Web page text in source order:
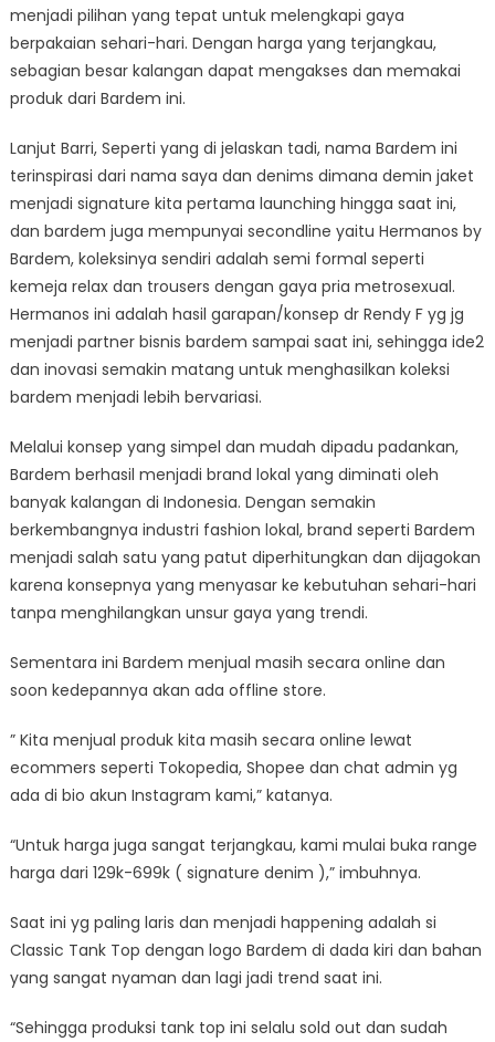
menjadi pilihan yang tepat untuk melengkapi gaya
berpakaian sehari-hari. Dengan harga yang terjangkau,
sebagian besar kalangan dapat mengakses dan memakai
produk dari Bardem ini.
Lanjut Barri, Seperti yang di jelaskan tadi, nama Bardem ini
terinspirasi dari nama saya dan denims dimana demin jaket
menjadi signature kita pertama launching hingga saat ini,
dan bardem juga mempunyai secondline yaitu Hermanos by
Bardem, koleksinya sendiri adalah semi formal seperti
kemeja relax dan trousers dengan gaya pria metrosexual.
Hermanos ini adalah hasil garapan/konsep dr Rendy F yg jg
menjadi partner bisnis bardem sampai saat ini, sehingga ide2
dan inovasi semakin matang untuk menghasilkan koleksi
bardem menjadi lebih bervariasi.
Melalui konsep yang simpel dan mudah dipadu padankan,
Bardem berhasil menjadi brand lokal yang diminati oleh
banyak kalangan di Indonesia. Dengan semakin
berkembangnya industri fashion lokal, brand seperti Bardem
menjadi salah satu yang patut diperhitungkan dan dijagokan
karena konsepnya yang menyasar ke kebutuhan sehari-hari
tanpa menghilangkan unsur gaya yang trendi.
Sementara ini Bardem menjual masih secara online dan
soon kedepannya akan ada offline store.
” Kita menjual produk kita masih secara online lewat
ecommers seperti Tokopedia, Shopee dan chat admin yg
ada di bio akun Instagram kami,” katanya.
“Untuk harga juga sangat terjangkau, kami mulai buka range
harga dari 129k-699k ( signature denim ),” imbuhnya.
Saat ini yg paling laris dan menjadi happening adalah si
Classic Tank Top dengan logo Bardem di dada kiri dan bahan
yang sangat nyaman dan lagi jadi trend saat ini.
“Sehingga produksi tank top ini selalu sold out dan sudah